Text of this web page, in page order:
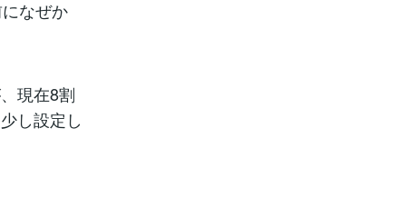
なぜか
現在8割
し設定し